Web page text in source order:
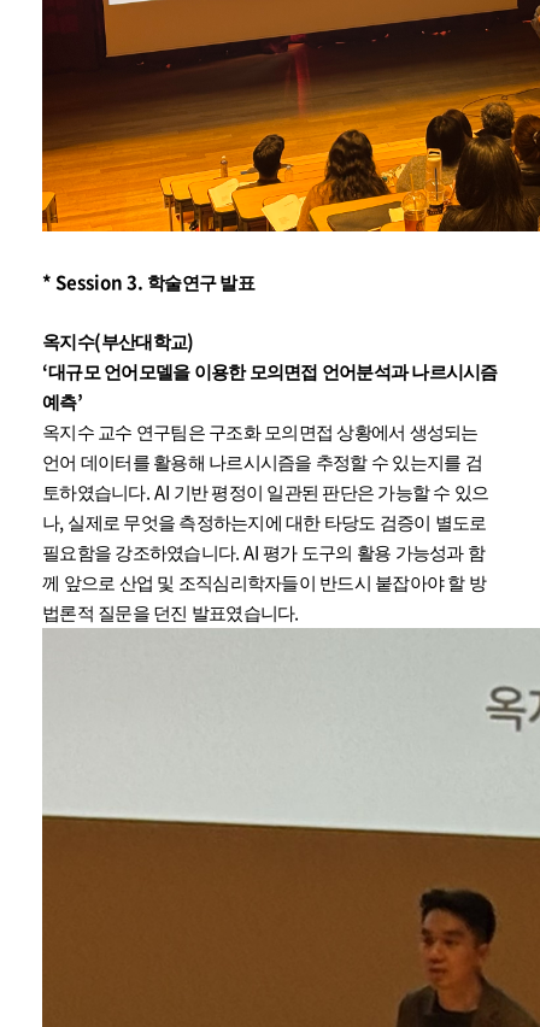
* Session 3. 학술연구 발표
옥지수(부산대학교)
‘대규모 언어모델을 이용한 모의면접 언어분석과 나르시시즘
예측’
옥지수 교수 연구팀은 구조화 모의면접 상황에서 생성되는
언어 데이터를 활용해 나르시시즘을 추정할 수 있는지를 검
토하였습니다.AI 기반 평정이 일관된 판단은 가능할 수 있으
나, 실제로 무엇을 측정하는지에 대한 타당도 검증이 별도로
필요함을 강조하였습니다.AI 평가 도구의 활용 가능성과 함
께 앞으로 산업 및 조직심리학자들이 반드시 붙잡아야 할 방
법론적 질문을 던진 발표였습니다.